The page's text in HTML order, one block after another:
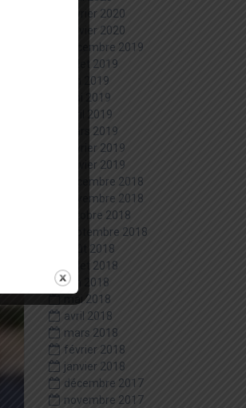
février 2020
janvier 2020
décembre 2019
juillet 2019
juin 2019
mai 2019
avril 2019
mars 2019
février 2019
janvier 2019
décembre 2018
novembre 2018
octobre 2018
septembre 2018
août 2018
juillet 2018
juin 2018
mai 2018
avril 2018
mars 2018
février 2018
janvier 2018
décembre 2017
novembre 2017